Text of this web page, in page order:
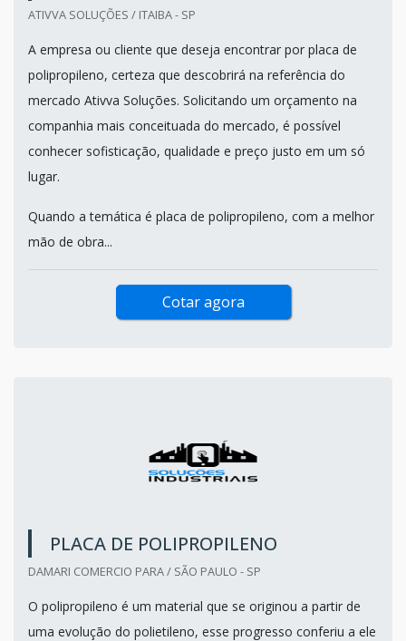
ATIVVA SOLUÇÕES / ITAIBA - SP
A empresa ou cliente que deseja encontrar por placa de
polipropileno, certeza que descobrirá na referência do
mercado Ativva Soluções. Solicitando um orçamento na
companhia mais conceituada do mercado, é possível
conhecer sofisticação, qualidade e preço justo em um só
lugar.
Quando a temática é placa de polipropileno, com a melhor
mão de obra...
Cotar agora
PLACA DE POLIPROPILENO
DAMARI COMERCIO PARA / SÃO PAULO - SP
O polipropileno é um material que se originou a partir de
uma evolução do polietileno, esse progresso conferiu a ele